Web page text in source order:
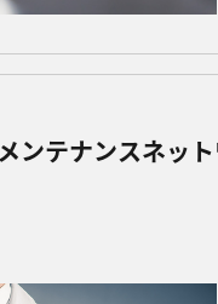
ンテナンスネッ